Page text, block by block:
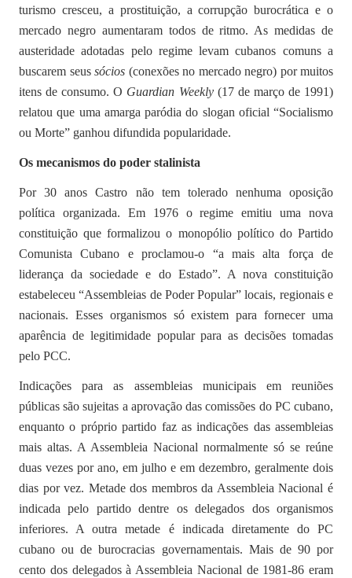
turismo cresceu, a prostituição, a corrupção burocrática e o
mercado negro aumentaram todos de ritmo. As medidas de
austeridade adotadas pelo regime levam cubanos comuns a
buscarem seus sócios (conexões no mercado negro) por muitos
itens de consumo. O Guardian Weekly(17 de março de 1991)
relatou que uma amarga paródia do slogan oficial “Socialismo
ou Morte” ganhou difundida popularidade.
Os mecanismos do poder stalinista
Por 30 anos Castro não tem tolerado nenhuma oposição
política organizada. Em 1976 o regime emitiu uma nova
constituição que formalizou o monopólio político do Partido
Comunista Cubano e proclamou-o “a mais alta força de
liderança da sociedade e do Estado”. A nova constituição
estabeleceu “Assembleias de Poder Popular” locais, regionais e
nacionais. Esses organismos só existem para fornecer uma
aparência de legitimidade popular para as decisões tomadas
pelo PCC.
Indicações para as assembleias municipais em reuniões
públicas são sujeitas a aprovação das comissões do PC cubano,
enquanto o próprio partido faz as indicações das assembleias
mais altas. A Assembleia Nacional normalmente só se reúne
duas vezes por ano, em julho e em dezembro, geralmente dois
dias por vez. Metade dos membros da Assembleia Nacional é
indicada pelo partido dentre os delegados dos organismos
inferiores. A outra metade é indicada diretamente do PC
cubano ou de burocracias governamentais. Mais de 90 por
cento dos delegados à Assembleia Nacional de 1981-86 eram